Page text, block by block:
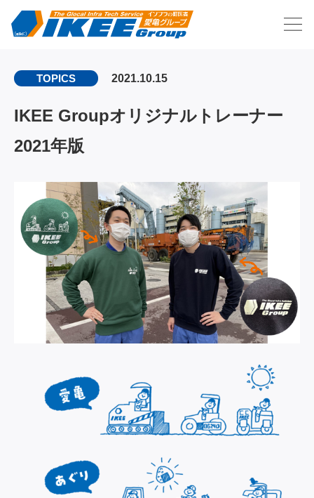
TOPICS 2021.10.15
IKEE Groupオリジナルトレーナー
2021年版